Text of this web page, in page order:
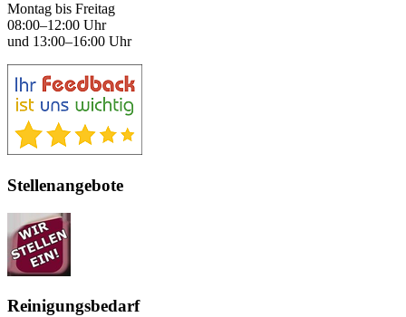
Montag bis Freitag
08:00–12:00 Uhr
und 13:00–16:00 Uhr
Stellenangebote
Reinigungsbedarf